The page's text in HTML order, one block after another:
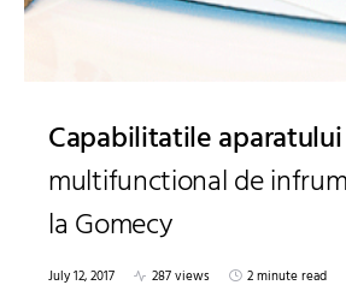
Capabilitatile aparatului
multifunctional de
la Gomecy
July 12, 2017 287 views
2 minute read